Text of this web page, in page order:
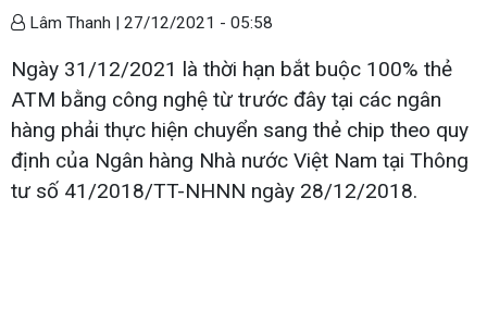
Lâm Thanh | 27/12/2021 - 05:58
Ngày 31/12/2021 là thời hạn bắt buộc 100% thẻ
ATM bằng công nghệ từ trước đây tại các ngân
hàng phải thực hiện chuyển sang thẻ chip theo quy
định của Ngân hàng Nhà nước Việt Nam tại Thông
tư số 41/2018/TT-NHNN ngày 28/12/2018.